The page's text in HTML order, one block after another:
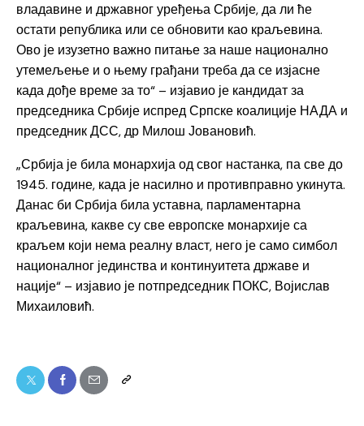
владавине и државног уређења Србије, да ли ће
остати република или се обновити као краљевина.
Ово је изузетно важно питање за наше национално
утемељење и о њему грађани треба да се изјасне
када дође време за то“ – изјавио је кандидат за
председника Србије испред Српске коалиције НАДА и
председник ДСС, др Милош Јовановић.
„Србија је била монархија од свог настанка, па све до
1945. године, када је насилно и противправно укинута.
Данас би Србија била уставна, парламентарна
краљевина, какве су све европске монархије са
краљем који нема реалну власт, него је само симбол
националног јединства и континуитета државе и
нације“ – изјавио је потпредседник ПОКС, Војислав
Михаиловић.